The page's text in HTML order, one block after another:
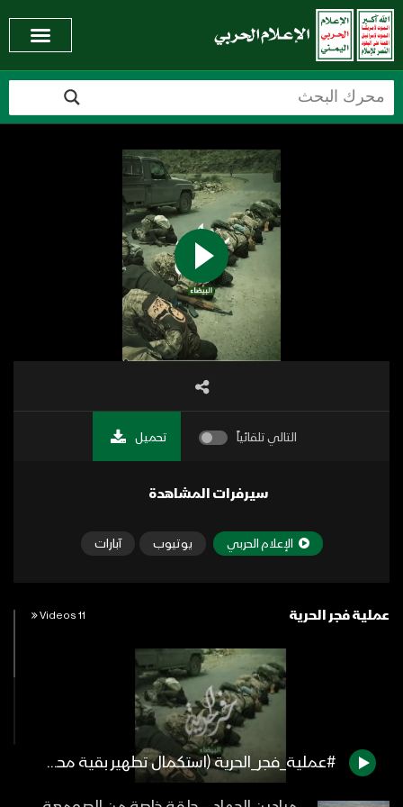
التالي تلقائياً تحميل
سيرفرات المشاهدة
الإعلام الحربي يوتيوب آبارات
عملية فجر الحرية 11 Videos
#عملية_فجر_الحرية (استكمال تطهير بقية محافظة البيضاء) – #تنكيل